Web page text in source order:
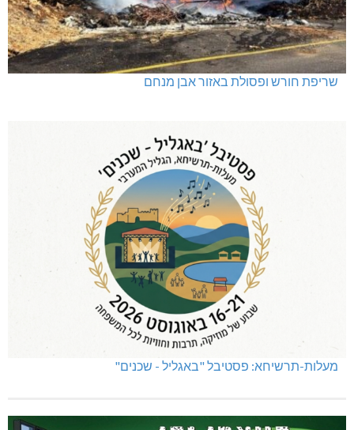
שריפת חורש ופסולת באזור אבן מנחם
מעלות-תרשיחא: פסטיבל "באגליל - שכנים"